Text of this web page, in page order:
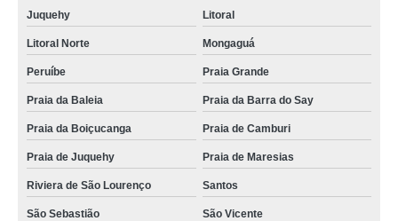
Juquehy Litoral
Litoral Norte Mongaguá
Peruíbe Praia Grande
Praia da Baleia Praia da Barra do Say
Praia da Boiçucanga Praia de Camburi
Praia de Juquehy Praia de Maresias
Riviera de São Lourenço Santos
São Sebastião São Vicente